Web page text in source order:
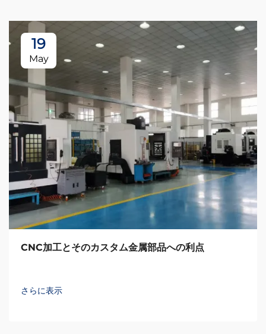
19
May
CNC加工とそのカスタム金属部品への利点
さらに表示